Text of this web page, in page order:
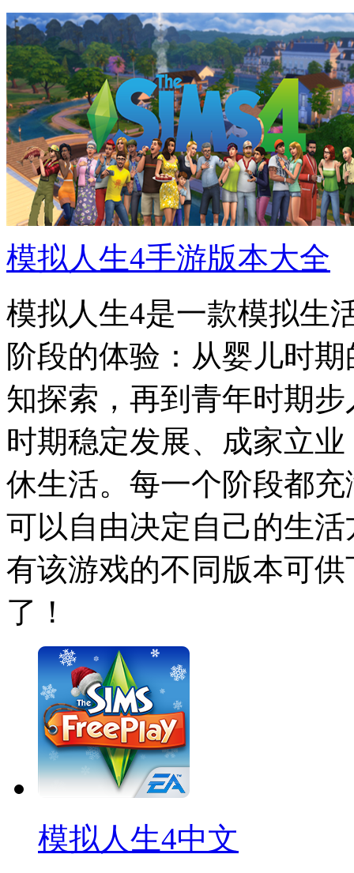
模拟人生4手游版本大全
模拟人生4是一款模拟生
阶段的体验：从婴儿时
知探索，再到青年时期
时期稳定发展、成家立
休生活。每一个阶段都
可以自由决定自己的生
有该游戏的不同版本可
了！
模拟人生4中文